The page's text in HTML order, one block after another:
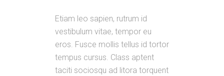
Etiam leo sapien, rutrum id
vestibulum vitae, tempor eu
eros. Fusce mollis tellus id tortor
tempus cursus. Class aptent
taciti sociosqu ad litora torquent